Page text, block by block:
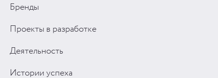
Бренды
Проекты в разработке
Деятельность
Истории успеха